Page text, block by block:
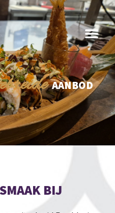
AANBOD
BIJ